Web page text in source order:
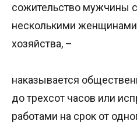
сожительство мужчины
несколькими
хозяйства, –
наказывается
до трехсот часов или
работами на срок от